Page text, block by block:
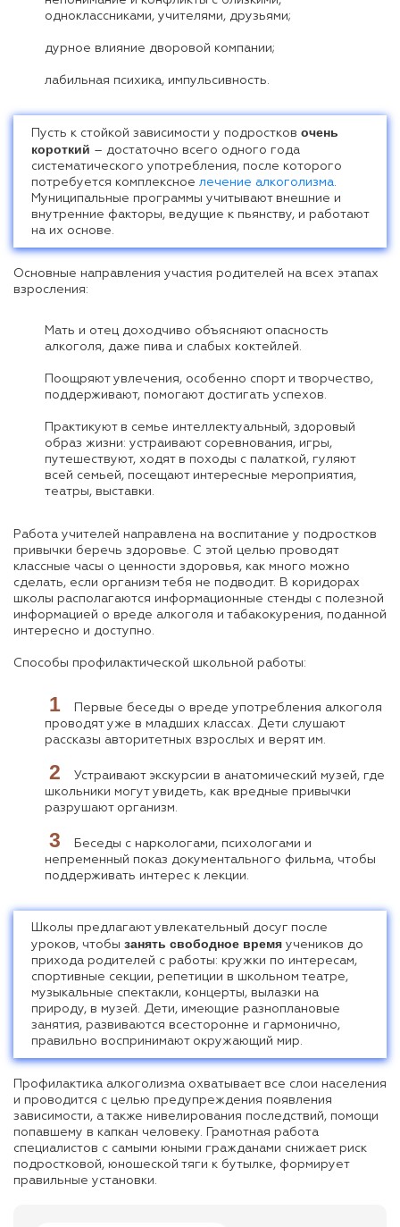
одноклассниками, учителями, друзьями;
дурное влияние дворовой компании;
лабильная психика, импульсивность.
Пусть к стойкой зависимости у подростков очень
короткий – достаточно всего одного года
систематического употребления, после которого
потребуется комплексное лечение алкоголизма.
Муниципальные программы учитывают внешние и
внутренние факторы, ведущие к пьянству, и работают
на их основе.
Основные направления участия родителей на всех этапах
взросления:
Мать и отец доходчиво объясняют опасность
алкоголя, даже пива и слабых коктейлей.
Поощряют увлечения, особенно спорт и творчество,
поддерживают, помогают достигать успехов.
Практикуют в семье интеллектуальный, здоровый
образ жизни: устраивают соревнования, игры,
путешествуют, ходят в походы с палаткой, гуляют
всей семьей, посещают интересные мероприятия,
театры, выставки.
Работа учителей направлена на воспитание у подростков
привычки беречь здоровье. С этой целью проводят
классные часы о ценности здоровья, как много можно
сделать, если организм тебя не подводит. В коридорах
школы располагаются информационные стенды с полезной
информацией о вреде алкоголя и табакокурения, поданной
интересно и доступно.
Способы профилактической школьной работы:
Первые беседы о вреде употребления алкоголя
проводят уже в младших классах. Дети слушают
рассказы авторитетных взрослых и верят им.
Устраивают экскурсии в анатомический музей, где
школьники могут увидеть, как вредные привычки
разрушают организм.
Беседы с наркологами, психологами и
непременный показ документального фильма, чтобы
поддерживать интерес к лекции.
Школы предлагают увлекательный досуг после
уроков, чтобы занять свободное время учеников до
прихода родителей с работы: кружки по интересам,
спортивные секции, репетиции в школьном театре,
музыкальные спектакли, концерты, вылазки на
природу, в музей. Дети, имеющие разноплановые
занятия, развиваются всесторонне и гармонично,
правильно воспринимают окружающий мир.
Профилактика алкоголизма охватывает все слои населения
и проводится с целью предупреждения появления
зависимости, а также нивелирования последствий, помощи
попавшему в капкан человеку. Грамотная работа
специалистов с самыми юными гражданами снижает риск
подростковой, юношеской тяги к бутылке, формирует
правильные установки.